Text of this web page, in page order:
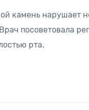
камень нарушает
посоветовала
рта.